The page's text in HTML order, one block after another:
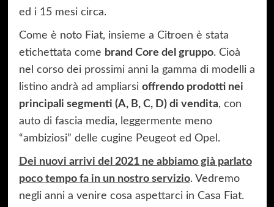
ed i 15 mesi circa.
Come è noto Fiat, insieme a Citroen è stata
etichettata come brand Core del gruppo. Cioà
nel corso dei prossimi anni la gamma di modelli a
listino andrà ad ampliarsi offrendo prodotti nei
principali segmenti (A, B, C, D) di vendita, con
auto di fascia media, leggermente meno
“ambiziosi” delle cugine Peugeot ed Opel.
Dei nuovi arrivi del 2021 ne abbiamo già parlato
poco tempo fa in un nostro servizio. Vedremo
negli anni a venire cosa aspettarci in Casa Fiat.